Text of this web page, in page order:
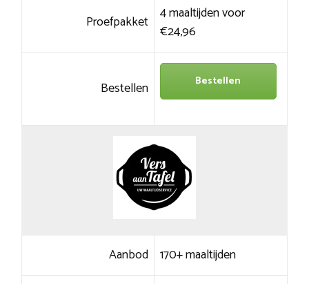
Proefpakket 4 maaltijden voor
€24,96
Bestellen Bestellen
Aanbod 170+ maaltijden